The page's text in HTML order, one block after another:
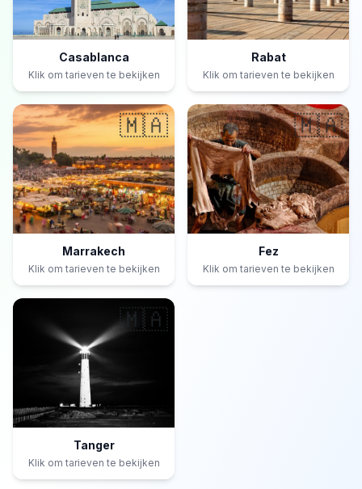
Casablanca
Klik om tarieven te bekijken
Rabat
Klik om tarieven te bekijken
🇲🇦
Marrakech
Klik om tarieven te bekijken
🇲🇦
Fez
Klik om tarieven te bekijken
🇲🇦
Tanger
Klik om tarieven te bekijken